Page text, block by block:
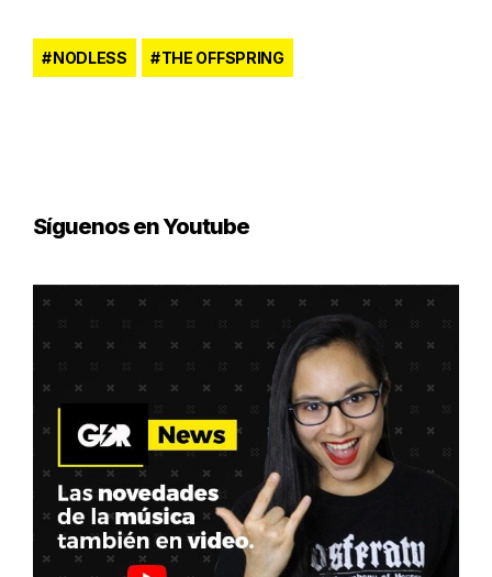
NODLESS THE OFFSPRING
Síguenos en Youtube